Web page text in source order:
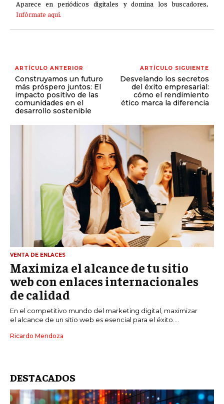
Aparece en periódicos digitales y domina los buscadores,
Infórmate aquí.
ARTÍCULO ANTERIOR
Construyamos un futuro
más próspero juntos: El
impacto positivo de las
comunidades en el
desarrollo sostenible
ARTÍCULO SIGUIENTE
Desvelando los secretos
del éxito empresarial:
cómo el rendimiento
ético marca la diferencia
VENTA DE ENLACES
Maximiza el alcance de tu sitio
web con enlaces internacionales
de calidad
En el competitivo mundo del marketing digital, maximizar
el alcance de un sitio web es esencial para el éxito....
Ricardo Mendoza
DESTACADOS